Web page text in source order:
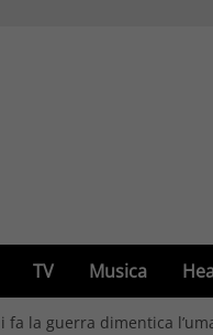
TV Musica
fa la guerra dimentica